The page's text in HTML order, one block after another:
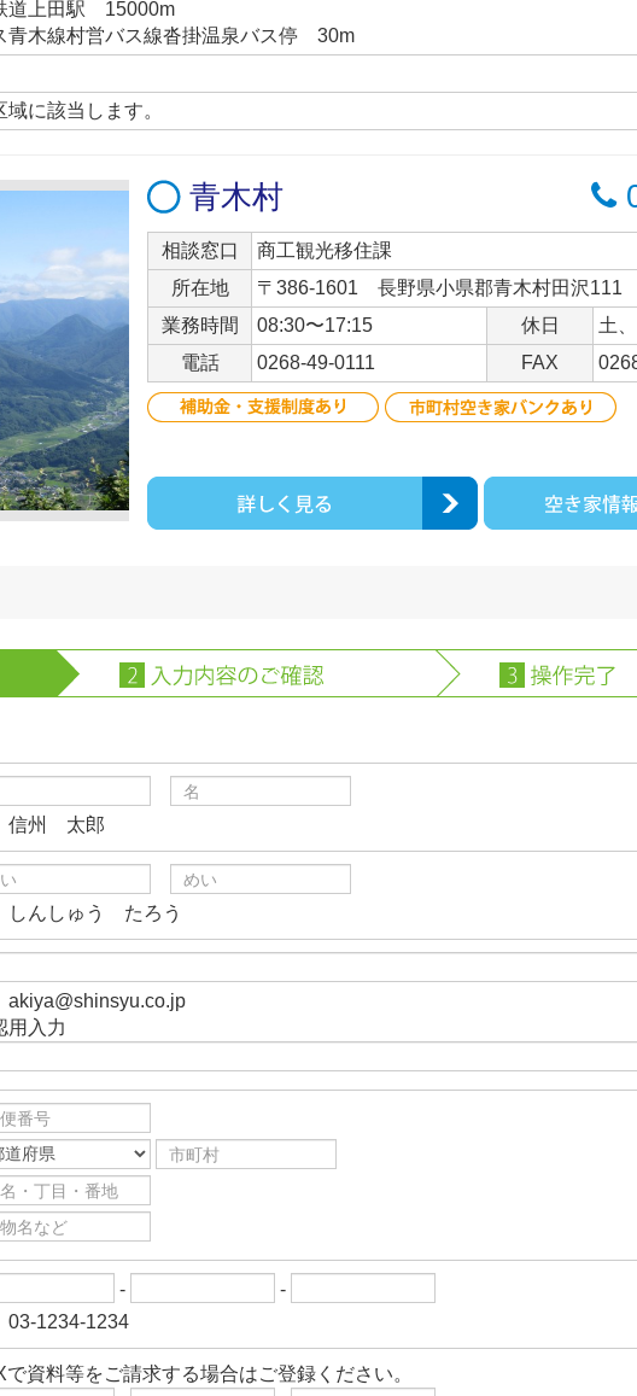
道上田駅 15000m
青木線村営バス線沓掛温泉バス停 30m
に該当します。
青木村
相談窓口
商工観光移住課
所在地
〒386-1601 長野県小県郡青木村田沢111
業務時間
08:30〜17:15 休日
土
電話
0268-49-0111 FAX
信州 太郎
しんしゅう たろう
akiya@shinsyu.co.jp
用入力
-
-
03-1234-1234
で資料等をご請求する場合はご登録ください。